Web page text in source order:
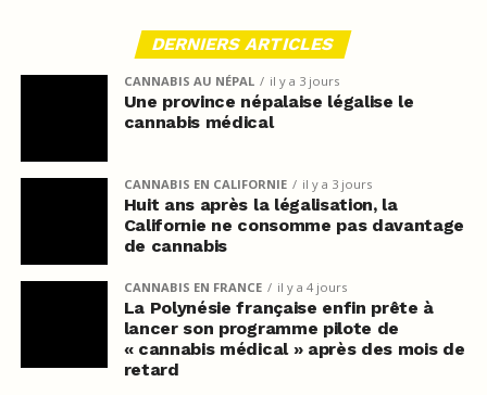
DERNIERS ARTICLES
CANNABIS AU NÉPAL il y a 3 jours
Une province népalaise légalise le
cannabis médical
CANNABIS EN CALIFORNIE il y a 3 jours
Huit ans après la légalisation, la
Californie ne consomme pas davantage
de cannabis
CANNABIS EN FRANCE il y a 4 jours
La Polynésie française enfin prête à
lancer son programme pilote de
« cannabis médical » après des mois de
retard